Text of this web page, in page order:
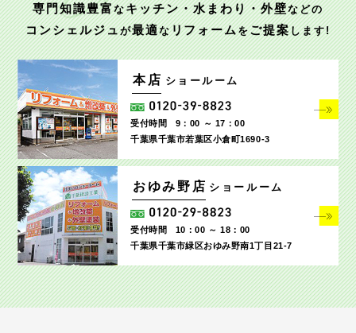
専門知識豊富なキッチン・水まわり・外壁などの
コンシェルジュが最適なリフォームをご提案します!
本店 ショールーム
受付時間
9：00 ～ 17：00
千葉県千葉市若葉区小倉町1690‐3
おゆみ野店 ショールーム
受付時間
10：00 ～ 18：00
千葉県千葉市緑区おゆみ野南1丁目21-7